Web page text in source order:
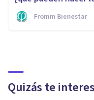
Fromm Bienestar
Quizás te